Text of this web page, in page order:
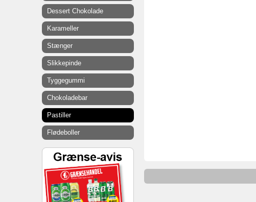
Dessert Chokolade
Karameller
Stænger
Slikkepinde
Tyggegummi
Chokoladebar
Pastiller
Flødeboller